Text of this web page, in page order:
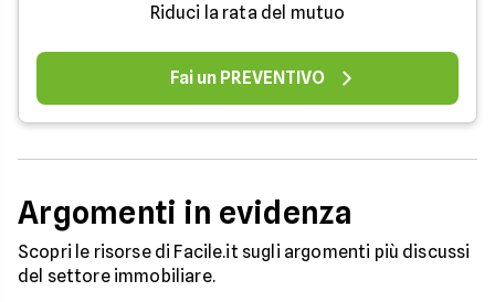
Riduci la rata del mutuo
Fai un PREVENTIVO
Argomenti in evidenza
Scopri le risorse di Facile.it sugli argomenti più discussi
del settore immobiliare.